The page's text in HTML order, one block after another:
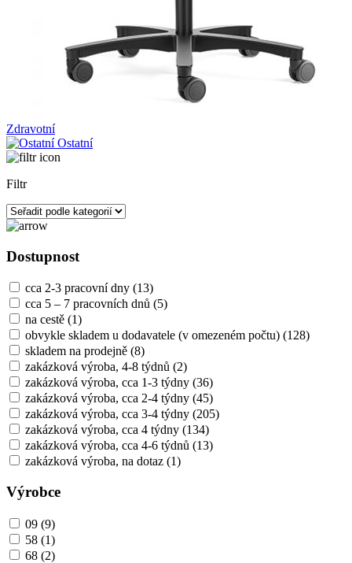
Zdravotní
Ostatní
Filtr
Dostupnost
cca 2-3 pracovní dny (13)
cca 5 – 7 pracovních dnů (5)
na cestě (1)
obvykle skladem u dodavatele (v omezeném počtu) (128)
skladem na prodejně (8)
zakázková výroba, 4-8 týdnů (2)
zakázková výroba, cca 1-3 týdny (36)
zakázková výroba, cca 2-4 týdny (45)
zakázková výroba, cca 3-4 týdny (205)
zakázková výroba, cca 4 týdny (134)
zakázková výroba, cca 4-6 týdnů (13)
zakázková výroba, na dotaz (1)
Výrobce
09 (9)
58 (1)
68 (2)